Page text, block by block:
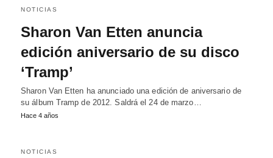
NOTICIAS
Sharon Van Etten anuncia
edición aniversario de su disco
‘Tramp’
Sharon Van Etten ha anunciado una edición de aniversario de
su álbum Tramp de 2012. Saldrá el 24 de marzo…
Hace 4 años
NOTICIAS